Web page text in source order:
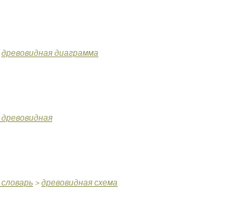
древовидная диаграмма
древовидная
словарь > древовидная схема